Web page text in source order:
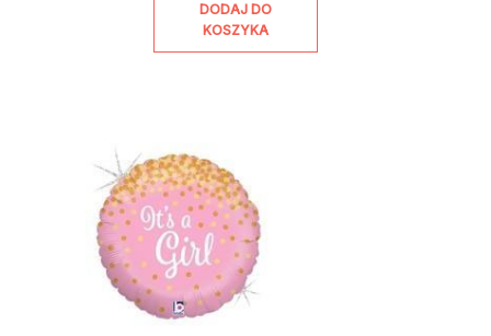
DODAJ DO
KOSZYKA